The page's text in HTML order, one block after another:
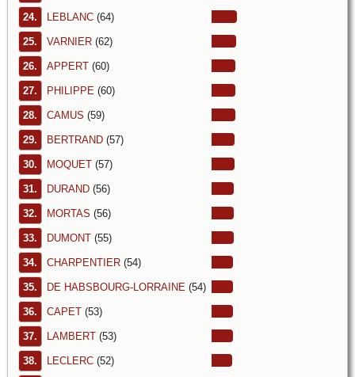
24. LEBLANC (64)
25. VARNIER (62)
26. APPERT (60)
27. PHILIPPE (60)
28. CAMUS (59)
29. BERTRAND (57)
30. MOQUET (57)
31. DURAND (56)
32. MORTAS (56)
33. DUMONT (55)
34. CHARPENTIER (54)
35. DE HABSBOURG-LORRAINE (54)
36. CAPET (53)
37. LAMBERT (53)
38. LECLERC (52)